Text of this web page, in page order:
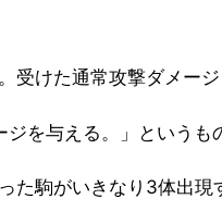
けた通常攻撃ダメー
を与える。」というも
駒がいきなり3体出